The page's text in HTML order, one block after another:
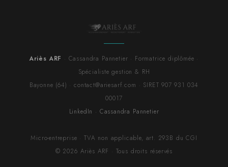
Ariès ARF · Cassandra Pannetier · Formatrice diplômée ·
Spécialiste gestion & RH
Bayonne (64) · contact@ariesarf.com · SIRET 907 931 034
00017
LinkedIn · Cassandra Pannetier
Micro-entreprise · TVA non applicable, art. 293B du CGI
© 2026 Ariès ARF · Tous droits réservés